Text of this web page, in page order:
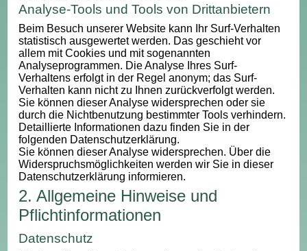
Analyse-Tools und Tools von Drittanbietern
Beim Besuch unserer Website kann Ihr Surf-Verhalten
statistisch ausgewertet werden. Das geschieht vor
allem mit Cookies und mit sogenannten
Analyseprogrammen. Die Analyse Ihres Surf-
Verhaltens erfolgt in der Regel anonym; das Surf-
Verhalten kann nicht zu Ihnen zurückverfolgt werden.
Sie können dieser Analyse widersprechen oder sie
durch die Nichtbenutzung bestimmter Tools verhindern.
Detaillierte Informationen dazu finden Sie in der
folgenden Datenschutzerklärung.
Sie können dieser Analyse widersprechen. Über die
Widerspruchsmöglichkeiten werden wir Sie in dieser
Datenschutzerklärung informieren.
2. Allgemeine Hinweise und
Pflichtinformationen
Datenschutz